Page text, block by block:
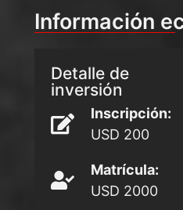
Información
Detalle de
inversión
Inscripción:
USD 200
Matrícula:
USD 2000